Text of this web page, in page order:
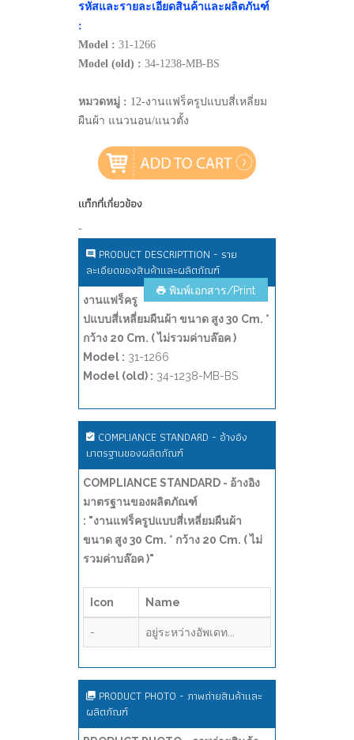
รหัสและรายละเอียดสินค้าและผลิตภันฑ์
:
Model : 31-1266
Model (old) : 34-1238-MB-BS
หมวดหมู่ : 12-งานแฟร็ครูปแบบสี่เหลี่ยม
ผืนผ้า แนวนอน/แนวตั้ง
แท็กที่เกี่ยวข้อง
-
PRODUCT DESCRIPTTION - ราย
ละเอียดของสินค้าและผลิตภัณฑ์
พิมพ์เอกสาร/Print
งานแฟร็ครู
ปแบบสี่เหลี่ยมผืนผ้า ขนาด สูง 30 Cm. *
กว้าง 20 Cm. ( ไม่รวมค่าบล๊อค )
Model : 31-1266
Model (old) : 34-1238-MB-BS
COMPLIANCE STANDARD - อ้างอิง
มาตรฐานของผลิตภัณฑ์
COMPLIANCE STANDARD - อ้างอิง
มาตรฐานของผลิตภัณฑ์
: "งานแฟร็ครูปแบบสี่เหลี่ยมผืนผ้า
ขนาด สูง 30 Cm. * กว้าง 20 Cm. ( ไม่
รวมค่าบล๊อค )"
Icon Name
- อยู่ระหว่างอัพเดท...
PRODUCT PHOTO - ภาพถ่ายสินค้าและ
ผลิตภัณฑ์